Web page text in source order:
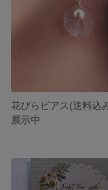
花びらピアス(送料込
展示中